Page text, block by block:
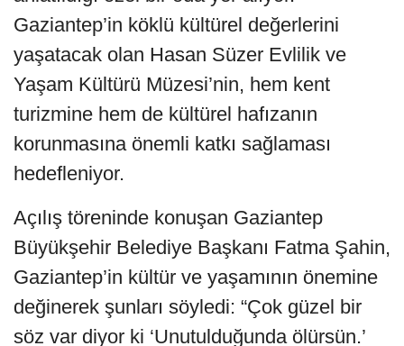
Gaziantep’in köklü kültürel değerlerini
yaşatacak olan Hasan Süzer Evlilik ve
Yaşam Kültürü Müzesi’nin, hem kent
turizmine hem de kültürel hafızanın
korunmasına önemli katkı sağlaması
hedefleniyor.
Açılış töreninde konuşan Gaziantep
Büyükşehir Belediye Başkanı Fatma Şahin,
Gaziantep’in kültür ve yaşamının önemine
değinerek şunları söyledi: “Çok güzel bir
söz var diyor ki ‘Unutulduğunda ölürsün.’